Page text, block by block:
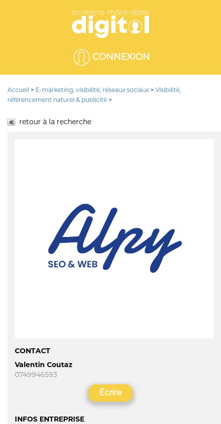
CONNEXION
Accueil > E-marketing, visibilité, réseaux sociaux > Visibilité,
référencement naturel & publicité >
retour à la recherche
CONTACT
Valentin Coutaz
0749946593
Écrire
INFOS ENTREPRISE